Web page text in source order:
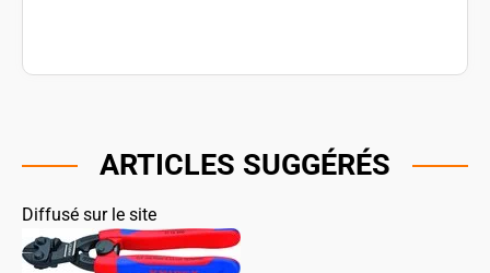
ARTICLES SUGGÉRÉS
Diffusé sur le site